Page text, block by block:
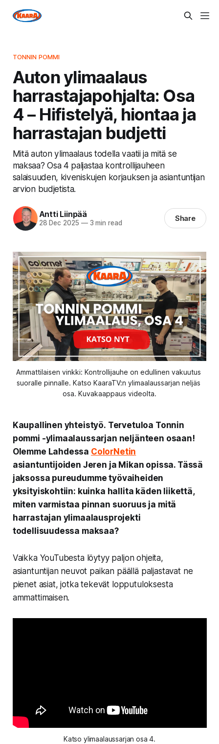
TONNIN POMMI
Auton ylimaalaus
harrastajapohjalta: Osa
4 – Hifistelyä, hiontaa ja
harrastajan budjetti
Mitä auton ylimaalaus todella vaatii ja mitä se
maksaa? Osa 4 paljastaa kontrollijauheen
salaisuuden, kiveniskujen korjauksen ja asiantuntijan
arvion budjetista.
Antti Liinpää
28 Dec 2025 —3 min read Share
Ammattilaisen vinkki: Kontrollijauhe on edullinen vakuutus
suoralle pinnalle. Katso KaaraTV:n ylimaalaussarjan neljäs
osa. Kuvakaappaus videolta.
Kaupallinen yhteistyö. Tervetuloa Tonnin
pommi -ylimaalaussarjan neljänteen osaan!
Olemme Lahdessa ColorNetin
asiantuntijoiden Jeren ja Mikan opissa. Tässä
jaksossa pureudumme työvaiheiden
yksityiskohtiin: kuinka hallita käden liikettä,
miten varmistaa pinnan suoruus ja mitä
harrastajan ylimaalausprojekti
todellisuudessa maksaa?
Vaikka YouTubesta löytyy paljon ohjeita,
asiantuntijan neuvot paikan päällä paljastavat ne
pienet asiat, jotka tekevät lopputuloksesta
ammattimaisen.
Katso ylimaalaussarjan osa 4.